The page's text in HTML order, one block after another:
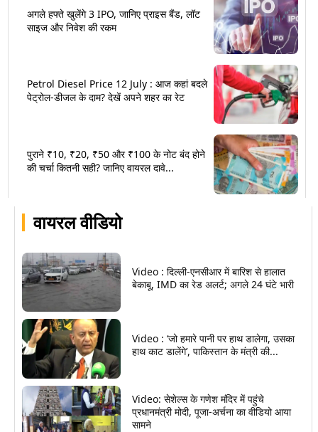
वायरल वीडियो
Video : दिल्ली-एनसीआर में बारिश से हालात
बेकाबू, IMD का रेड अलर्ट; अगले 24 घंटे भारी
Video : ‘जो हमारे पानी पर हाथ डालेगा, उसका
हाथ काट डालेंगे’, पाकिस्तान के मंत्री की...
Video: सेशेल्स के गणेश मंदिर में पहुंचे
प्रधानमंत्री मोदी, पूजा-अर्चना का वीडियो आया
सामने
अगले हफ्ते खुलेंगे 3 IPO, जानिए प्राइस बैंड, लॉट
साइज और निवेश की रकम
Petrol Diesel Price 12 July : आज कहां बदले
पेट्रोल-डीजल के दाम? देखें अपने शहर का रेट
पुराने ₹10, ₹20, ₹50 और ₹100 के नोट बंद होने
की चर्चा कितनी सही? जानिए वायरल दावे...